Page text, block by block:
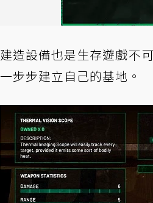
建造設備也是生存遊戲不
一步步建立自己的基地。